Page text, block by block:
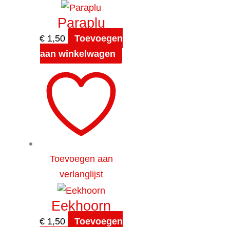
Paraplu
€1,50
Toevoegen
aan winkelwagen
Toevoegen aan
verlanglijst
Eekhoorn
€1,50
Toevoegen